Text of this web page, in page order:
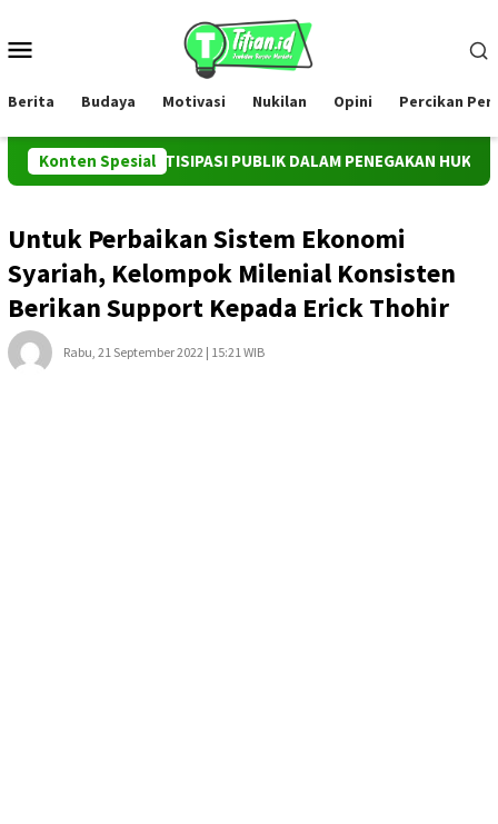
konten
Berita Budaya Motivasi Nukilan Opini Percikan
Konten Spesial
PARTISIPASI PUBLIK DALAM PENEGAKAN HUKUM
Untuk Perbaikan Sistem Ekonomi
Syariah, Kelompok Milenial Konsisten
Berikan Support Kepada Erick Thohir
Rabu, 21 September 2022 | 15:21 WIB